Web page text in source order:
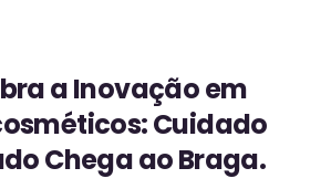
a Inovação em
Cuidado
Chega ao Braga.